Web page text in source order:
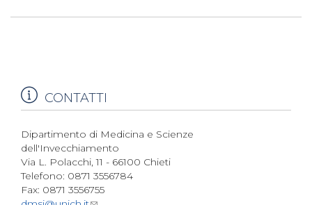
CONTATTI
Dipartimento di Medicina e Scienze
dell'Invecchiamento
Via L. Polacchi, 11 - 66100 Chieti
Telefono: 0871 3556784
Fax: 0871 3556755